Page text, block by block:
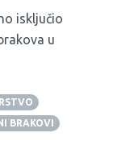
isključio
u
BRAKOVI